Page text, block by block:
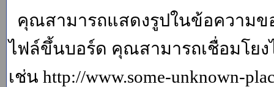
คุณสามารถแสดงรูปในข้อความ
ไฟล์ขึ้นบอร์ด คุณสามารถเชื่อมโยง
เช่น http://www.some-unknown-